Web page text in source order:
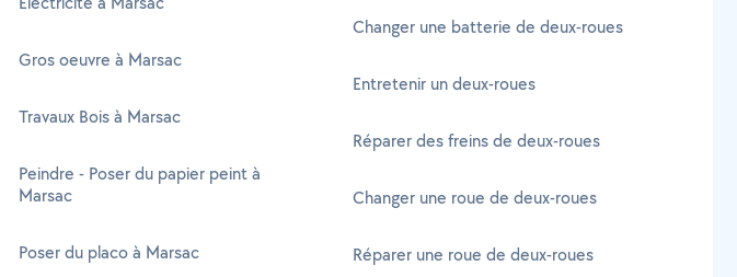
Gros oeuvre à Marsac
Travaux Bois à Marsac
Peindre - Poser du papier peint à
Marsac
Poser du placo à Marsac
Changer une batterie de deux-roues
Entretenir un deux-roues
Réparer des freins de deux-roues
Changer une roue de deux-roues
Réparer une roue de deux-roues